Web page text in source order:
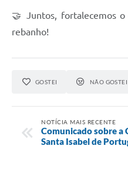
🤝 Juntos, fortalecemos o
rebanho!
GOSTEI NÃO GOSTEI
NOTÍCIA MAIS RECENTE
Comunicado sobre a
Santa Isabel de